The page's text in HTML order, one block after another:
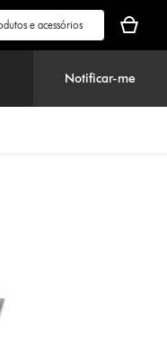
seu
cesto
compras
está
Notificar-me